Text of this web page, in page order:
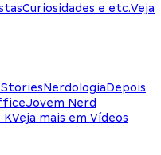
Curiosidades e etc.Veja
NerdologiaDepois
Jovem Nerd
KVeja mais em Vídeos